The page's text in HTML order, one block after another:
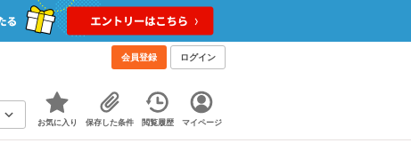
会員登録 ログイン
お気に入り 保存した条件 閲覧履歴 マイページ